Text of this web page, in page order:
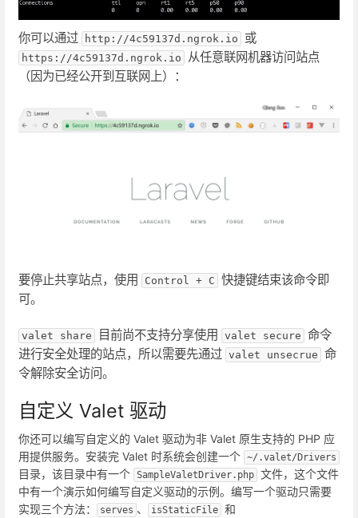
你可以通过 http://4c59137d.ngrok.io 或
https://4c59137d.ngrok.io
从任意联网机器访问站点
（因为已经公开到互联网上）：
要停止共享站点，使用 Control + C 快捷键结束该命令即
可。
valet share 目前尚不支持分享使用 valet secure 命令
进行安全处理的站点，所以需要先通过 valet unsecrue 命
令解除安全访问。
自定义 Valet 驱动
你还可以编写自定义的 Valet 驱动为非 Valet 原生支持的 PHP 应
用提供服务。安装完 Valet 时系统会创建一个 ~/.valet/Drivers
目录，该目录中有一个 SampleValetDriver.php 文件，这个文件
中有一个演示如何编写自定义驱动的示例。编写一个驱动只需要
实现三个方法：
serves 、 isStaticFile 和